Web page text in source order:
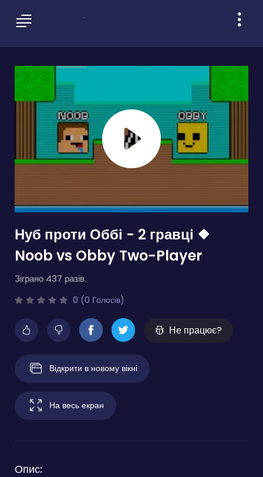
Нуб проти Оббі - 2 гравці ❖
Noob vs Obby Two-Player
Зіграно 437 разів.
0 (0 Голосів)
Не працює?
Відкрити в новому вікні
На весь екран
Опис: